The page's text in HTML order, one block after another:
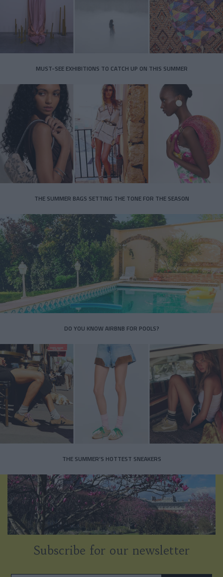
MUST-SEE EXHIBITIONS TO CATCH UP ON THIS SUMMER
THE SUMMER BAGS SETTING THE TONE FOR THE SEASON
DO YOU KNOW AIRBNB FOR POOLS?
THE SUMMER’S HOTTEST SNEAKERS
Subscribe for our newsletter